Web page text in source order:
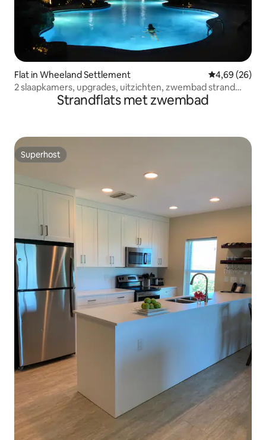
Flat in Wheeland Settlement Gemiddelde
4,69 (26)
2 slaapkamers, upgrades, uitzichten, zwembad strand
bubbelbadStrandflats met zwembad
Superhost
Superhost